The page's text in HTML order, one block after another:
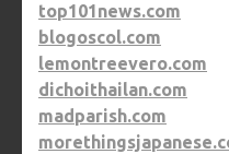
top101news.com
blogoscol.com
lemontreevero.com
dichoithailan.com
madparish.com